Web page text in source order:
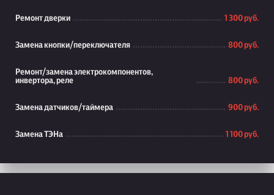
Ремонт дверки 1 300 руб.
Замена кнопки/переключателя 800 руб.
Ремонт/замена электрокомпонентов,
инвертора, реле
800 руб.
Замена датчиков/таймера 900 руб.
Замена ТЭНа 1 100 руб.